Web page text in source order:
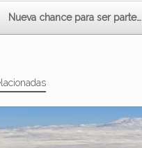
Nueva chance para ser parte…